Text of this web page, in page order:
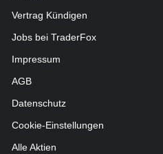
Vertrag Kündigen
Jobs bei TraderFox
Impressum
AGB
Datenschutz
Cookie-Einstellungen
Alle Aktien